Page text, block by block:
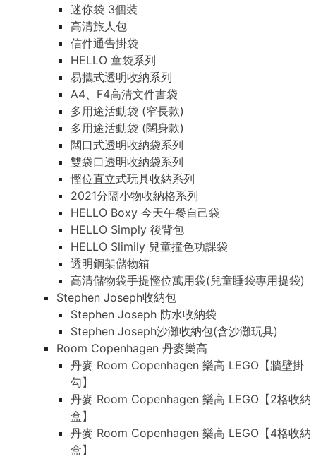
迷你袋 3個裝
高清旅人包
信件通告掛袋
HELLO 童袋系列
易攜式透明收納系列
A4、F4高清文件書袋
多用途活動袋 (窄長款)
多用途活動袋 (闊身款)
闊口式透明收納袋系列
雙袋口透明收納袋系列
慳位直立式玩具收納系列
2021分隔小物收納格系列
HELLO Boxy 今天午餐自己袋
HELLO Simply 後背包
HELLO Slimily 兒童撞色功課袋
透明鋼架儲物箱
高清儲物袋手提慳位萬用袋(兒童睡袋專用提袋)
Stephen Joseph收納包
Stephen Joseph 防水收納袋
Stephen Joseph沙灘收納包(含沙灘玩具)
Room Copenhagen 丹麥樂高
丹麥 Room Copenhagen 樂高 LEGO【牆壁掛
勾】
丹麥 Room Copenhagen 樂高 LEGO【2格收納
盒】
丹麥 Room Copenhagen 樂高 LEGO【4格收納
盒】